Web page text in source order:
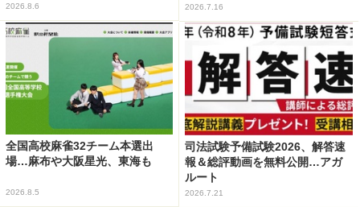
2026.8.6 2026.7.16
全国高校麻雀32チーム本選出
場…麻布や大阪星光、東海も
2026.8.5
司法試験予備試験2026、解答速
報＆総評動画を無料公開…アガ
ルート
2026.7.21